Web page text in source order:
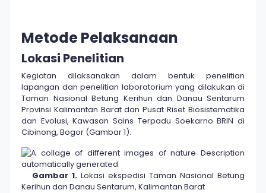
Metode Pelaksanaan
Lokasi Penelitian
Kegiatan dilaksanakan dalam bentuk penelitian
lapangan dan penelitian laboratorium yang dilakukan di
Taman Nasional Betung Kerihun dan Danau Sentarum
Provinsi Kalimantan Barat dan Pusat Riset Biosistematika
dan Evolusi, Kawasan Sains Terpadu Soekarno BRIN di
Cibinong, Bogor (Gambar 1).
Gambar 1. Lokasi ekspedisi Taman Nasional Betung
Kerihun dan Danau Sentarum, Kalimantan Barat